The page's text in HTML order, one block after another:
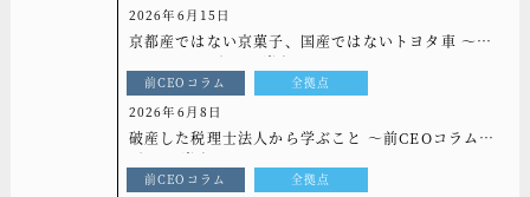
2026年6月15日
京都産ではない京菓子、国産ではないトヨタ車 ～前
CEOコラム[もっと光を]vol.332
前CEOコラム 全拠点
2026年6月8日
破産した税理士法人から学ぶこと ～前CEOコラム
[もっと光を]vol.331
前CEOコラム 全拠点